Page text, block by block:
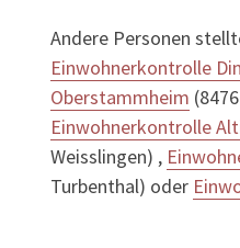
Andere Personen
Einwohnerkontrolle
Oberstammheim
Einwohnerkontrolle
Weisslingen) ,
Turbenthal) oder